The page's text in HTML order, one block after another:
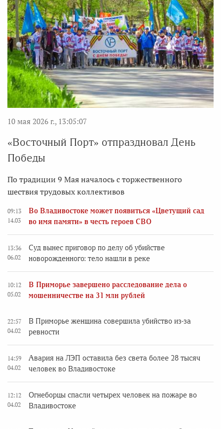
10 мая 2026 г., 13:05:07
«Восточный Порт» отпраздновал День
Победы
По традиции 9 Мая началось с торжественного
шествия трудовых коллективов
09:13
14.03
Во Владивостоке может появиться «Цветущий сад
во имя памяти» в честь героев СВО
13:36
06.02
Суд вынес приговор по делу об убийстве
новорожденного: тело нашли в реке
10:12
05.02
В Приморье завершено расследование дела о
мошенничестве на 31 млн рублей
22:57
04.02
В Приморье женщина совершила убийство из-за
ревности
14:59
04.02
Авария на ЛЭП оставила без света более 28 тысяч
человек во Владивостоке
12:12
04.02
Огнеборцы спасли четырех человек на пожаре во
Владивостоке